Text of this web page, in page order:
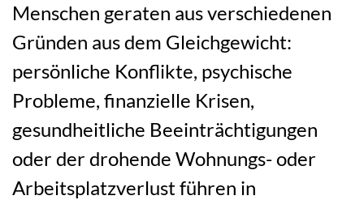
Menschen geraten aus verschiedenen
Gründen aus dem Gleichgewicht:
persönliche Konflikte, psychische
Probleme, finanzielle Krisen,
gesundheitliche Beeinträchtigungen
oder der drohende Wohnungs- oder
Arbeitsplatzverlust führen in